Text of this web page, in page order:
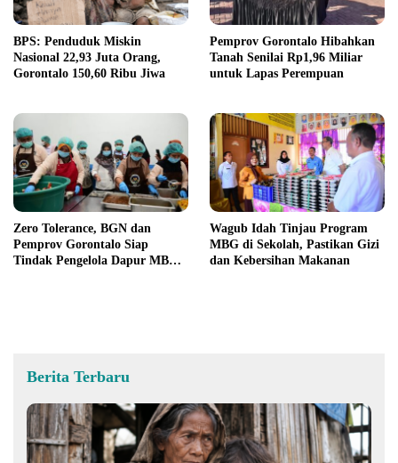
BPS: Penduduk Miskin
Nasional 22,93 Juta Orang,
Gorontalo 150,60 Ribu Jiwa
Pemprov Gorontalo Hibahkan
Tanah Senilai Rp1,96 Miliar
untuk Lapas Perempuan
Zero Tolerance, BGN dan
Pemprov Gorontalo Siap
Tindak Pengelola Dapur MBG
Wagub Idah Tinjau Program
MBG di Sekolah, Pastikan Gizi
dan Kebersihan Makanan
Berita Terbaru